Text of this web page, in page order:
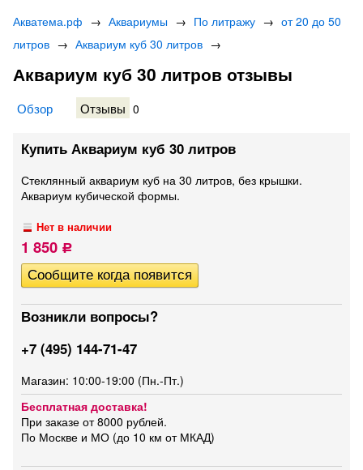
Акватема.рф → Аквариумы → По литражу → от 20 до 50
литров → Аквариум куб 30 литров →
Аквариум куб 30 литров отзывы
Обзор Отзывы 0
Купить Аквариум куб 30 литров
Стеклянный аквариум куб на 30 литров, без крышки.
Аквариум кубической формы.
Нет в наличии
1 850 Р
Возникли вопросы?
+7 (495) 144-71-47
Магазин: 10:00-19:00 (Пн.-Пт.)
Бесплатная доставка!
При заказе от 8000 рублей.
По Москве и МО (до 10 км от МКАД)